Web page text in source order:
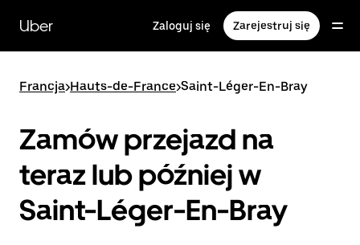
głównej
zawartości
Uber Zaloguj się Zarejestruj się
Francja>Hauts-de-France>Saint-Léger-En-Bray
Zamów przejazd na
teraz lub później w
Saint-Léger-En-Bray